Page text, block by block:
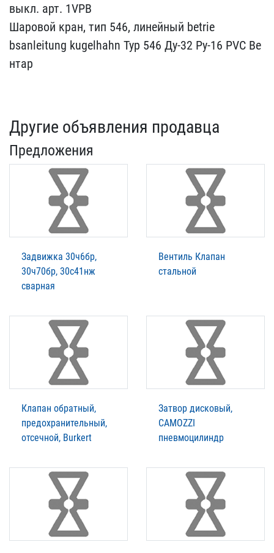
выкл. ​арт. 1VPB
Шаровой кран, ​тип 546, линейный betrie​
bsanleitung kugelhahn Ty​p 546 Ду-32 Ру-16 PVC Ве​
нтар
Другие объявления продавца
Предложения
Задвижка 30ч6бр,
30ч70бр, 30с41нж
сварная
Вентиль Клапан
стальной
Клапан обратный,
предохранительный,
отсечной, Burkert
Затвор дисковый,
CAMOZZI
пневмоцилиндр